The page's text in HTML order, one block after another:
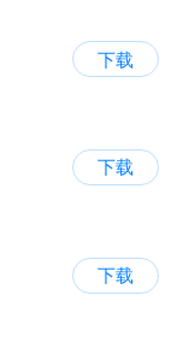
下载
下载
下载